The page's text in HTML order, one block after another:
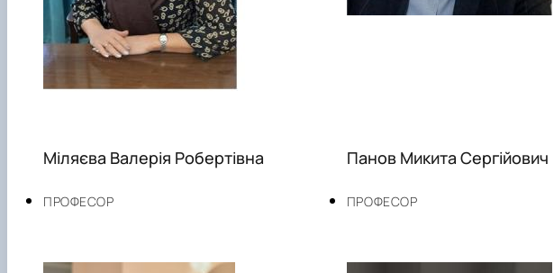
ПРОФЕСОР
Міляєва Валерія Робертівна
ПРОФЕСОР
Панов Микита Сергійович